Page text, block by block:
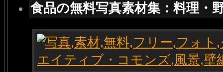
食品の無料写真素材集：料理・